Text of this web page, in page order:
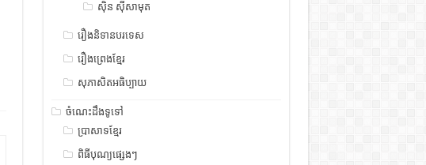
ស៊ិន ស៊ីសាមុត
រឿងនិទានបរទេស
រឿងព្រេងខ្មែរ
សុភាសិតអធិប្បាយ
ចំណេះដឹងទូទៅ
ប្រាសាទខ្មែរ
ពិធីបុណ្យផ្សេងៗ